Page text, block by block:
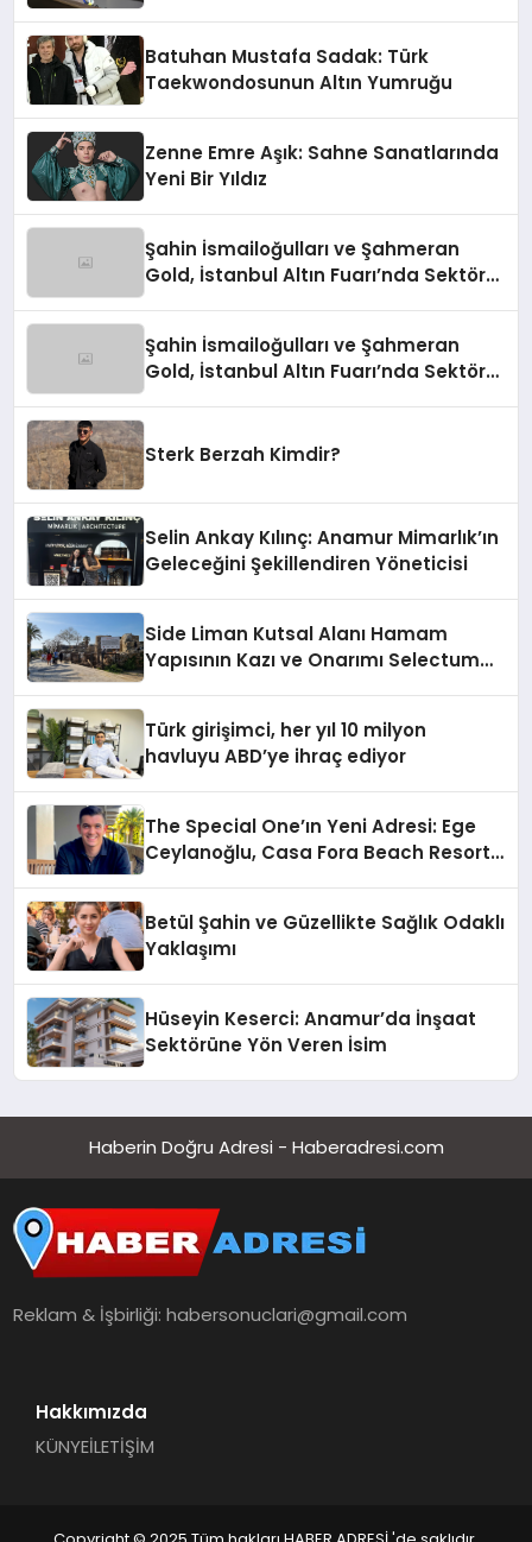
Batuhan Mustafa Sadak: Türk
Taekwondosunun Altın Yumruğu
Zenne Emre Aşık: Sahne Sanatlarında
Yeni Bir Yıldız
Şahin İsmailoğulları ve Şahmeran
Gold, İstanbul Altın Fuarı’nda Sektöre
Şahin İsmailoğulları ve Şahmeran
Gold, İstanbul Altın Fuarı’nda Sektöre
Sterk Berzah Kimdir?
Selin Ankay Kılınç: Anamur Mimarlık’ın
Geleceğini Şekillendiren Yöneticisi
Side Liman Kutsal Alanı Hamam
Yapısının Kazı ve Onarımı Selectum
Türk girişimci, her yıl 10 milyon
havluyu ABD’ye ihraç ediyor
The Special One’ın Yeni Adresi: Ege
Ceylanoğlu, Casa Fora Beach Resort
Betül Şahin ve Güzellikte Sağlık Odaklı
Yaklaşımı
Hüseyin Keserci: Anamur’da İnşaat
Sektörüne Yön Veren İsim
Haberin Doğru Adresi - Haberadresi.com
Reklam & İşbirliği:habersonuclari@gmail.com
Hakkımızda
KÜNYEİLETİŞİM